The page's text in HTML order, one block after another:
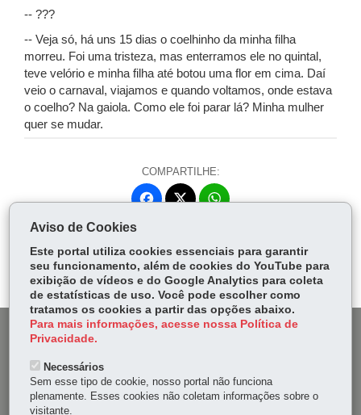
-- ???
-- Veja só, há uns 15 dias o coelhinho da minha filha
morreu. Foi uma tristeza, mas enterramos ele no quintal,
teve velório e minha filha até botou uma flor em cima. Daí
veio o carnaval, viajamos e quando voltamos, onde estava
o coelho? Na gaiola. Como ele foi parar lá? Minha mulher
quer se mudar.
COMPARTILHE:
Fa
ok
itt
er
W
Ap
p
DENUNCIE CORRUPÇÃO
OUVIDORIA
Aviso de Cookies
Este portal utiliza cookies essenciais para garantir
seu funcionamento, além de cookies do YouTube para
exibição de vídeos e do Google Analytics para coleta
de estatísticas de uso. Você pode escolher como
tratamos os cookies a partir das opções abaixo.
Para mais informações, acesse nossa Política de
Privacidade.
Necessários
Sem esse tipo de cookie, nosso portal não funciona
plenamente. Esses cookies não coletam informações sobre o
visitante.